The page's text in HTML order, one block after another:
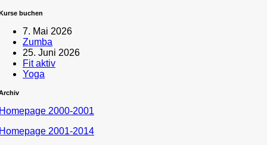
buchen
7. Mai 2026
Zumba
25. Juni 2026
Fit aktiv
Yoga
2000-2001
2001-2014